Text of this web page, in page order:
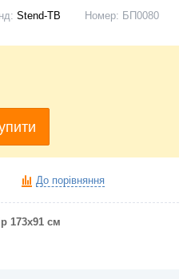
Stend-TB Номер: БП0080
До порівняння
173х91 см